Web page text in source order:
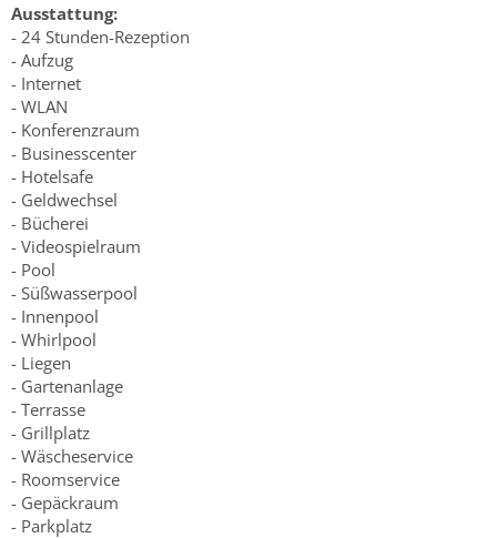
Ausstattung:
- 24 Stunden-Rezeption
- Aufzug
- Internet
- WLAN
- Konferenzraum
- Businesscenter
- Hotelsafe
- Geldwechsel
- Bücherei
- Videospielraum
- Pool
- Süßwasserpool
- Innenpool
- Whirlpool
- Liegen
- Gartenanlage
- Terrasse
- Grillplatz
- Wäscheservice
- Roomservice
- Gepäckraum
- Parkplatz